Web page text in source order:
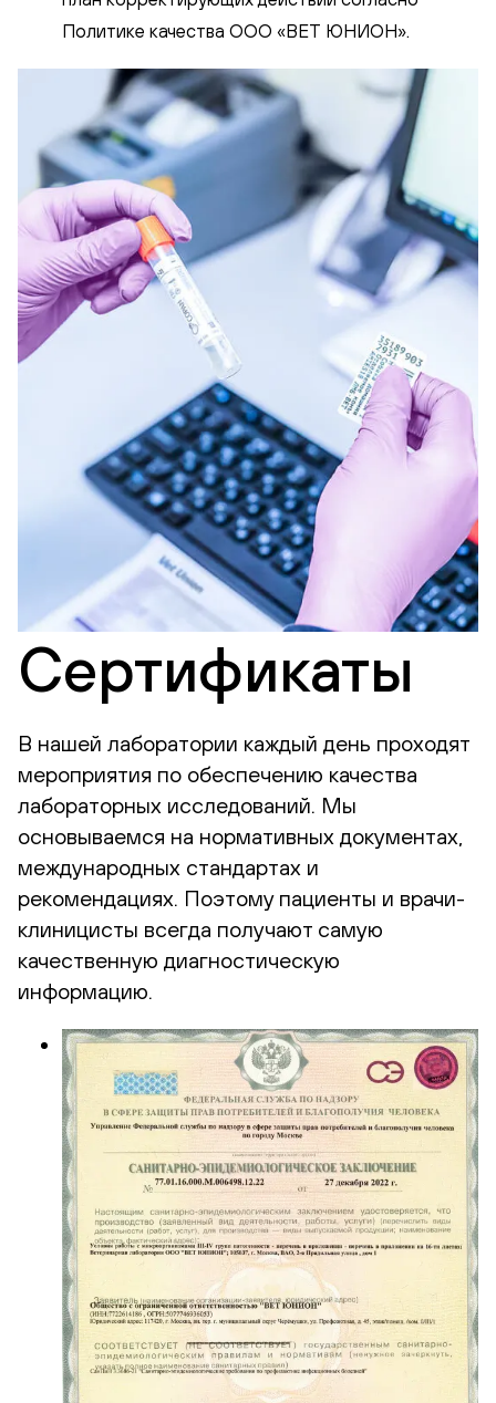
Политике качества ООО «ВЕТ ЮНИОН».
Сертификаты
В нашей лаборатории каждый день проходят
мероприятия по обеспечению качества
лабораторных исследований. Мы
основываемся на нормативных документах,
международных стандартах и
рекомендациях. Поэтому пациенты и врачи-
клиницисты всегда получают самую
качественную диагностическую
информацию.